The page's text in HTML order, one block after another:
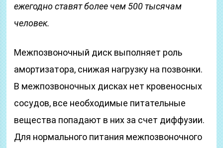
ежегодно ставят более чем 500 тысячам
человек.
Межпозвоночный диск выполняет роль
амортизатора, снижая нагрузку на позвонки.
В межпозвоночных дисках нет кровеносных
сосудов, все необходимые питательные
вещества попадают в них за счет диффузии.
Для нормального питания межпозвоночного